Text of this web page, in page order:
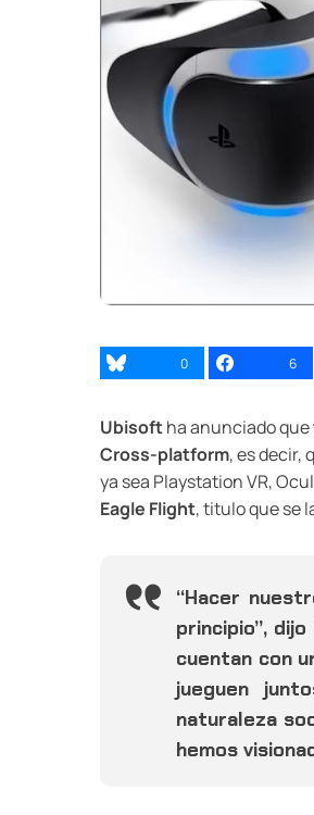
0 6
Ubisoftha anunciado que
Cross-platform, es decir,
ya sea Playstation VR,
Eagle Flight, titulo que se
“Hacer
principio”,
cuentan con
jueguen
naturaleza
hemos